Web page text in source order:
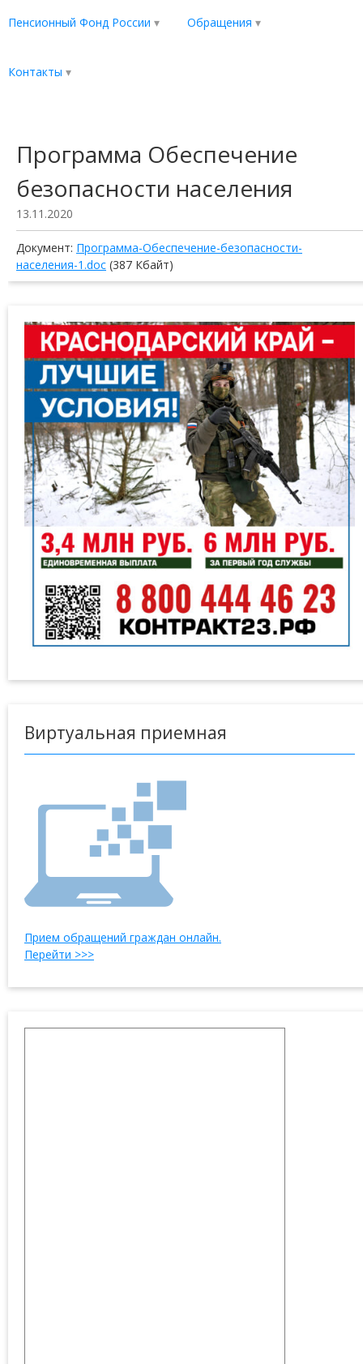
Пенсионный Фонд России Обращения
Контакты
Программа Обеспечение
безопасности населения
13.11.2020
Документ: Программа-Обеспечение-безопасности-
населения-1.doc (387 Кбайт)
Виртуальная приемная
Прием обращений граждан онлайн.
Перейти >>>